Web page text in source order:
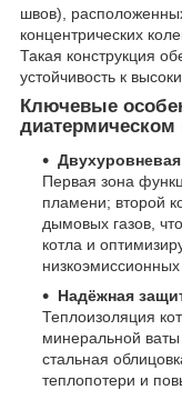
швов),
концентрических
Такая конструкция
устойчивость к
Ключевые
диатермическом
Первая зона
пламени; второй
дымовых газов,
котла и
Надёжная
Теплоизоляция
минеральной
стальная
теплопотери и